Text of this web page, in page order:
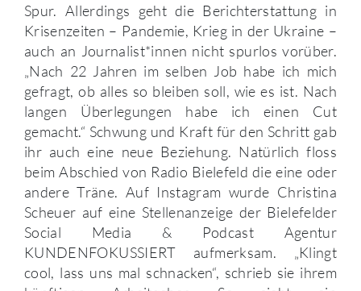
Spur. Allerdings geht die Berichterstattung in
Krisenzeiten – Pandemie, Krieg in der Ukraine –
auch an Journalist*innen nicht spurlos vorüber.
„Nach 22 Jahren im selben Job habe ich mich
gefragt, ob alles so bleiben soll, wie es ist. Nach
langen Überlegungen habe ich einen Cut
gemacht.“ Schwung und Kraft für den Schritt gab
ihr auch eine neue Beziehung. Natürlich floss
beim Abschied von Radio Bielefeld die eine oder
andere Träne. Auf Instagram wurde Christina
Scheuer auf eine Stellenanzeige der Bielefelder
Social Media & Podcast Agentur
KUNDENFOKUSSIERT aufmerksam. „Klingt
cool, lass uns mal schnacken“, schrieb sie ihrem